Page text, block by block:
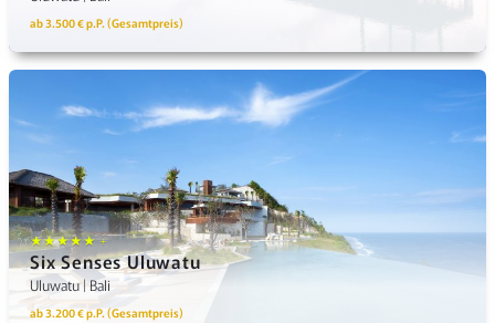
ab 3.500 € p.P. (Gesamtpreis)
★★★★★ +
Six Senses Uluwatu
Uluwatu | Bali
ab 3.200 € p.P. (Gesamtpreis)